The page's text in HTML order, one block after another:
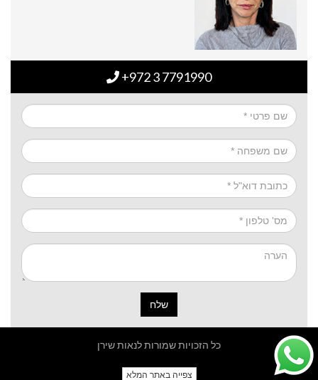
+972 3 7791990
שלח
כל הזכויות שמורות לנאות שירן
צפייה באתר המלא